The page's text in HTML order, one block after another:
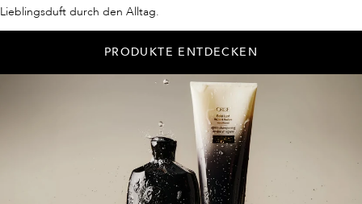
Lieblingsduft durch den Alltag.
PRODUKTE ENTDECKEN